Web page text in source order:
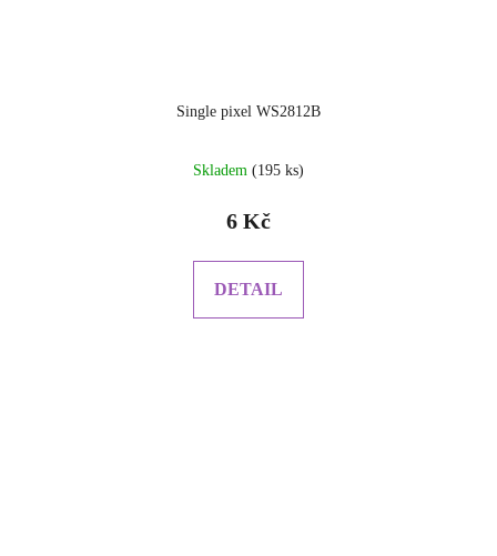
Single pixel WS2812B
Skladem (195 ks)
6 Kč
DETAIL